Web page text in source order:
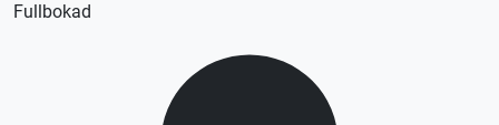
Fullbokad